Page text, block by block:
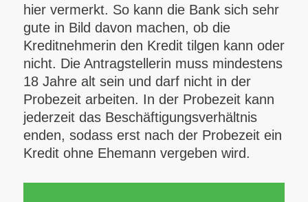
hier vermerkt. So kann die Bank sich sehr
gute in Bild davon machen, ob die
Kreditnehmerin den Kredit tilgen kann oder
nicht. Die Antragstellerin muss mindestens
18 Jahre alt sein und darf nicht in der
Probezeit arbeiten. In der Probezeit kann
jederzeit das Beschäftigungsverhältnis
enden, sodass erst nach der Probezeit ein
Kredit ohne Ehemann vergeben wird.